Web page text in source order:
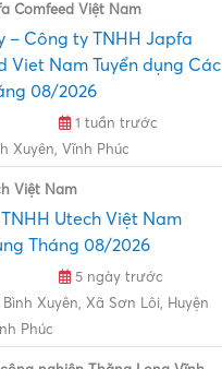
Comfeed Việt Nam
– Công ty TNHH Japfa
Viet Nam Tuyển dụng Các
08/2026
1 tuần trước
Xuyên, Vĩnh Phúc
Việt Nam
Utech Việt Nam
Tháng 08/2026
5 ngày trước
Xuyên, Xã Sơn Lôi, Huyện
Phúc